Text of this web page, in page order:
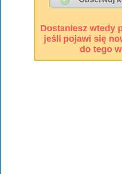
Dostaniesz wtedy
jeśli pojawi się
do tego